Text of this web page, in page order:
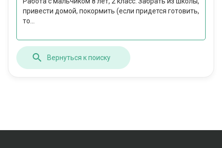
привести домой, покормить (если придется готовить,
то...
Вернуться к поиску